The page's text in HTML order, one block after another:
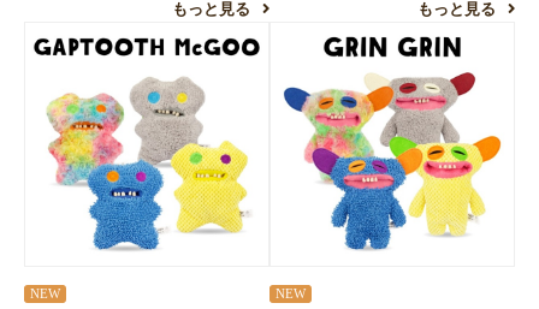
もっと見る もっと見る
NEW NEW